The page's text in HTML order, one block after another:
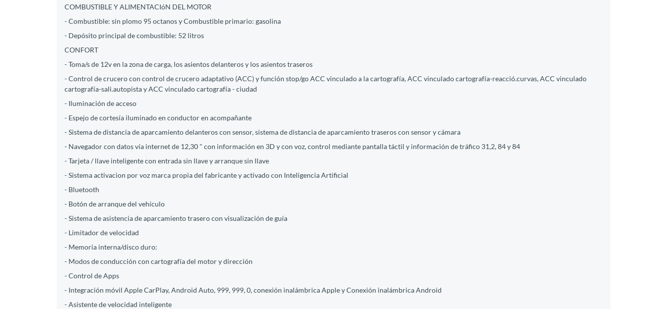
COMBUSTIBLE Y ALIMENTACIóN DEL MOTOR
- Combustible: sin plomo 95 octanos y Combustible primario: gasolina
- Depósito principal de combustible: 52 litros
CONFORT
- Toma/s de 12v en la zona de carga, los asientos delanteros y los asientos traseros
- Control de crucero con control de crucero adaptativo (ACC) y función stop/go ACC vinculado a la cartografía, ACC vinculado cartografía-reacció.curvas, ACC vinculado
cartografía-sali.autopista y ACC vinculado cartografía - ciudad
- Iluminación de acceso
- Espejo de cortesía iluminado en conductor en acompañante
- Sistema de distancia de aparcamiento delanteros con sensor, sistema de distancia de aparcamiento traseros con sensor y cámara
- Navegador con datos vía internet de 12,30 " con información en 3D y con voz, control mediante pantalla táctil y información de tráfico 31,2, 84 y 84
- Tarjeta / llave inteligente con entrada sin llave y arranque sin llave
- Sistema activacion por voz marca propia del fabricante y activado con Inteligencia Artificial
- Bluetooth
- Botón de arranque del vehículo
- Sistema de asistencia de aparcamiento trasero con visualización de guía
- Limitador de velocidad
- Memoria interna/disco duro:
- Modos de conducción con cartografía del motor y dirección
- Control de Apps
- Integración móvil Apple CarPlay, Android Auto, 999, 999, 0, conexión inalámbrica Apple y Conexión inalámbrica Android
- Asistente de velocidad inteligente